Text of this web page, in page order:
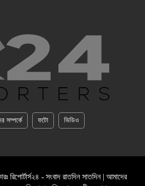
সম্পর্কে ফটো ভিডিও
রিপোর্টার্স২৪ - সংবাদ রাতদিন সাতদিন | আমাদের